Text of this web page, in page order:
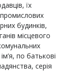
їх
будинків,
місцевого
по батькові
серія